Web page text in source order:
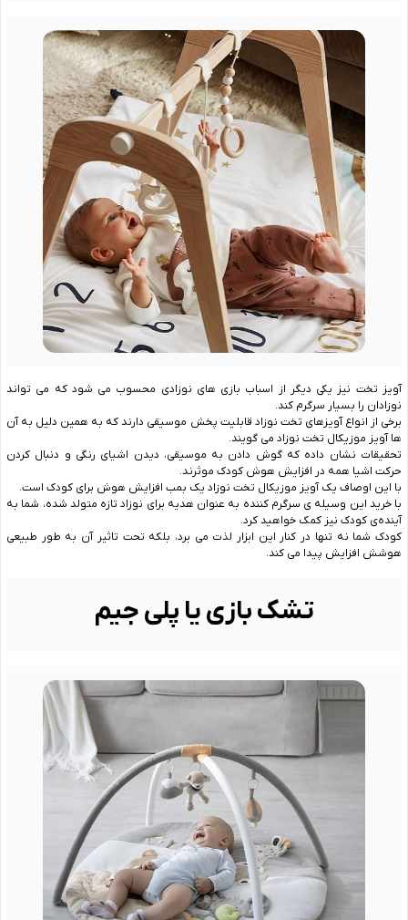
آویز تخت نیز یکی دیگر از اسباب بازی های نوزادی محسوب می شود که می تواند
نوزادان را بسیار سرگرم کند.
برخی از انواع آویزهای تخت نوزاد قابلیت پخش موسیقی دارند که به همین دلیل به آن
‌ها آویز موزیکال تخت نوزاد می‌ گویند.
تحقیقات نشان داده که گوش دادن به موسیقی، دیدن اشیای رنگی و دنبال کردن
حرکت اشیا همه در افزایش هوش کودک موثرند.
با این اوصاف یک آویز موزیکال تخت نوزاد یک بمب افزایش هوش برای کودک است.
با خرید این وسیله ‌ی سرگرم کننده به عنوان هدیه برای نوزاد تازه متولد شده، شما به
آینده‌ی کودک نیز کمک خواهید کرد.
کودک شما نه تنها در کنار این ابزار لذت می‌ برد، بلکه تحت تاثیر آن به طور طبیعی
هوشش افزایش پیدا می ‌کند.
تشک بازی یا پلی جیم